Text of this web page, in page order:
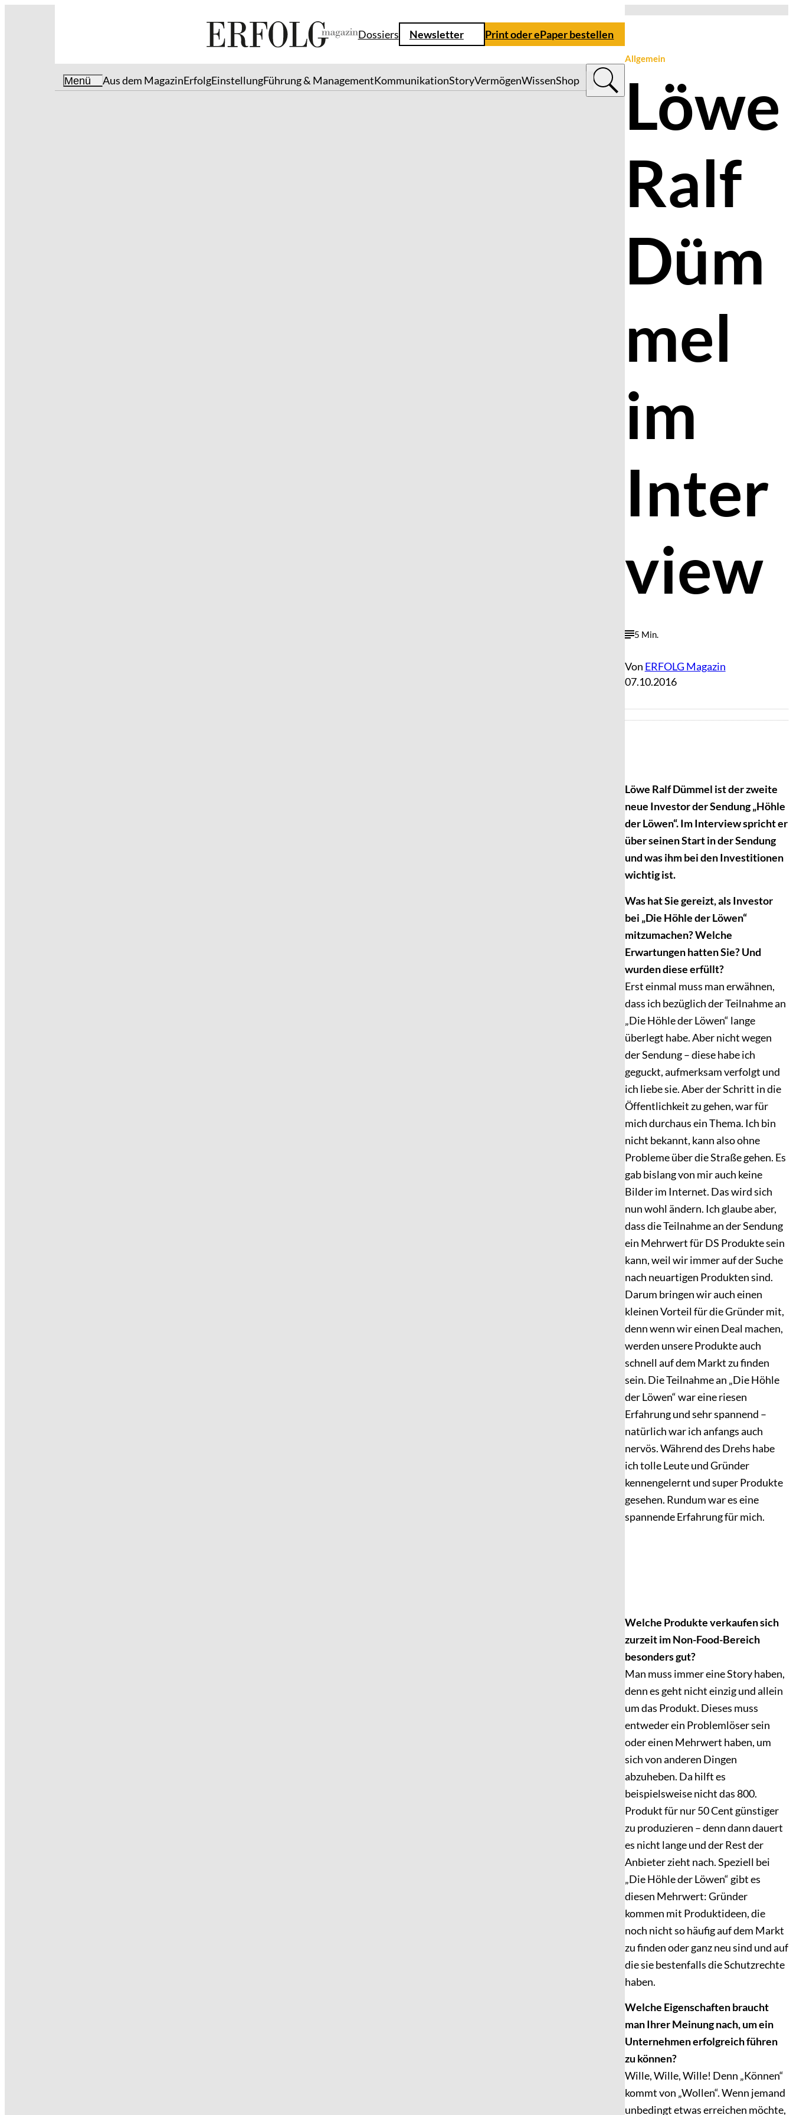
Dossiers Newsletter Print oder ePaper bestellen
Menü Aus dem MagazinErfolgEinstellungFührung & ManagementKommunikationStoryVermögenWissenShop
Allgemein
Löwe
Ralf
Düm
mel
im
Inter
view
5 Min.
Von ERFOLG Magazin
07.10.2016
Löwe Ralf Dümmel ist der zweite
neue Investor der Sendung „Höhle
der Löwen“. Im Interview spricht er
über seinen Start in der Sendung
und was ihm bei den Investitionen
wichtig ist.
Was hat Sie gereizt, als Investor
bei „Die Höhle der Löwen“
mitzumachen? Welche
Erwartungen hatten Sie? Und
wurden diese erfüllt?
Erst einmal muss man erwähnen,
dass ich bezüglich der Teilnahme an
„Die Höhle der Löwen“ lange
überlegt habe. Aber nicht wegen
der Sendung – diese habe ich
geguckt, aufmerksam verfolgt und
ich liebe sie. Aber der Schritt in die
Öffentlichkeit zu gehen, war für
mich durchaus ein Thema. Ich bin
nicht bekannt, kann also ohne
Probleme über die Straße gehen. Es
gab bislang von mir auch keine
Bilder im Internet. Das wird sich
nun wohl ändern. Ich glaube aber,
dass die Teilnahme an der Sendung
ein Mehrwert für DS Produkte sein
kann, weil wir immer auf der Suche
nach neuartigen Produkten sind.
Darum bringen wir auch einen
kleinen Vorteil für die Gründer mit,
denn wenn wir einen Deal machen,
werden unsere Produkte auch
schnell auf dem Markt zu finden
sein. Die Teilnahme an „Die Höhle
der Löwen“ war eine riesen
Erfahrung und sehr spannend –
natürlich war ich anfangs auch
nervös. Während des Drehs habe
ich tolle Leute und Gründer
kennengelernt und super Produkte
gesehen. Rundum war es eine
spannende Erfahrung für mich.
Welche Produkte verkaufen sich
zurzeit im Non-Food-Bereich
besonders gut?
Man muss immer eine Story haben,
denn es geht nicht einzig und allein
um das Produkt. Dieses muss
entweder ein Problemlöser sein
oder einen Mehrwert haben, um
sich von anderen Dingen
abzuheben. Da hilft es
beispielsweise nicht das 800.
Produkt für nur 50 Cent günstiger
zu produzieren – denn dann dauert
es nicht lange und der Rest der
Anbieter zieht nach. Speziell bei
„Die Höhle der Löwen“ gibt es
diesen Mehrwert: Gründer
kommen mit Produktideen, die
noch nicht so häufig auf dem Markt
zu finden oder ganz neu sind und auf
die sie bestenfalls die Schutzrechte
haben.
Welche Eigenschaften braucht
man Ihrer Meinung nach, um ein
Unternehmen erfolgreich führen
zu können?
Wille, Wille, Wille! Denn „Können“
kommt von „Wollen“. Wenn jemand
unbedingt etwas erreichen möchte,